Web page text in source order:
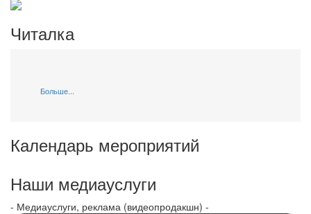
Читалка
Больше...
Календарь мероприятий
Наши медиауслуги
- Медиауслуги, реклама (видеопродакшн) -